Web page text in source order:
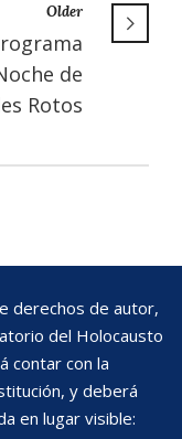
Older
de
Rotos
derechos de autor,
del Holocausto
contar con la
y deberá
en lugar visible: